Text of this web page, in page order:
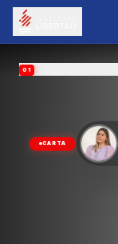
01
CARTA